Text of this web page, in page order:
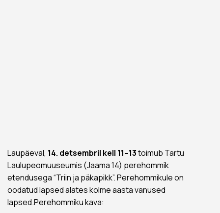
Laupäeval, 14. detsembril kell 11–13toimub Tartu
Laulupeomuuseumis (Jaama 14) perehommik
etendusega “Triin ja päkapikk”. Perehommikule on
oodatud lapsed alates kolme aasta vanused
lapsed.Perehommiku kava: